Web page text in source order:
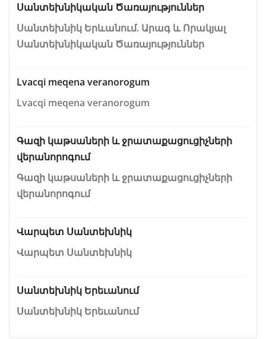
Սանտեխնիկական Ծառայություններ
Սանտեխնիկ Երևանում. Արագ և Որակյալ
Սանտեխնիկական Ծառայություններ
Lvacqi meqena veranorogum
Lvacqi meqena veranorogum
Գազի կաթսաների և ջրատաքացուցիչների
վերանորոգում
Գազի կաթսաների և ջրատաքացուցիչների
վերանորոգում
Վարպետ Սանտեխնիկ
Վարպետ Սանտեխնիկ
Սանտեխնիկ Երեւանում
Սանտեխնիկ Երեւանում